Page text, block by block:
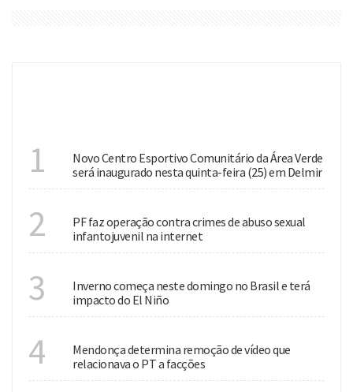
1
Novo Centro Esportivo Comunitário da Área Verde
será inaugurado nesta quinta-feira (25) em Delmir
2
PF faz operação contra crimes de abuso sexual
infantojuvenil na internet
3
Inverno começa neste domingo no Brasil e terá
impacto do El Niño
4
Mendonça determina remoção de vídeo que
relacionava o PT a facções